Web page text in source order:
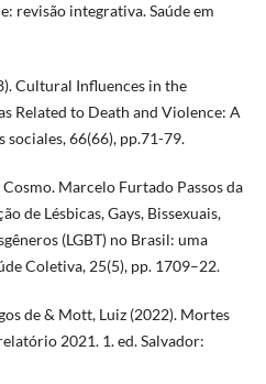
revisão integrativa. Saúde em
Cultural Influences in the
Related to Death and Violence: A
sociales, 66(66), pp.71-79.
Marcelo Furtado Passos da
de Lésbicas, Gays, Bissexuais,
(LGBT) no Brasil: uma
Coletiva, 25(5), pp. 1709–22.
de & Mott, Luiz (2022). Mortes
2021. 1. ed. Salvador: